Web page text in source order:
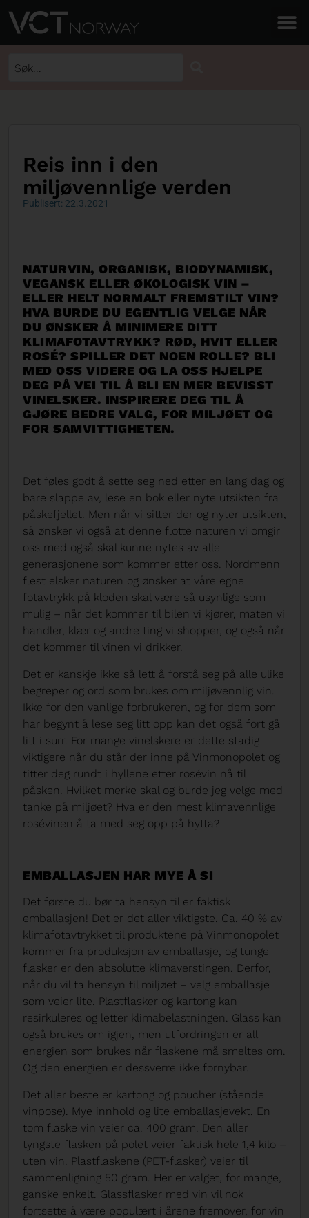
Reis inn i den
miljøvennlige verden
Publisert: 22.3.2021
NATURVIN, ORGANISK, BIODYNAMISK,
VEGANSK ELLER ØKOLOGISK VIN –
ELLER HELT NORMALT FREMSTILT VIN?
HVA BURDE DU EGENTLIG VELGE NÅR
DU ØNSKER Å MINIMERE DITT
KLIMAFOTAVTRYKK? RØD, HVIT ELLER
ROSÉ? SPILLER DET NOEN ROLLE? BLI
MED OSS VIDERE OG LA OSS HJELPE
DEG PÅ VEI TIL Å BLI EN MER BEVISST
VINELSKER. INSPIRERE DEG TIL Å
GJØRE BEDRE VALG, FOR MILJØET OG
FOR SAMVITTIGHETEN.
Det føles godt å sette seg ned etter en lang dag og
bare slappe av, lese en bok eller nyte utsikten fra
påskefjellet. Men når vi sitter der og nyter utsikten,
så ønsker vi også at denne flotte naturen vi omgir
oss med også skal kunne nytes av alle
generasjonene som kommer etter oss. Nordmenn
flest elsker naturen og ønsker at våre egne
fotavtrykk på kloden skal være så usynlige som
mulig – når det kommer til bilen vi kjører, maten vi
handler, klær og andre ting vi shopper, og også når
det kommer til vinen vi drikker.
Det er kanskje ikke så lett å forstå seg på alle ulike
begreper og ord som brukes om miljøvennlig vin.
Ikke for den vanlige forbrukeren, og for dem som
har begynt å lese seg litt opp kan det også fort gå
litt i surr. For mange vinelskere er dette stadig
viktigere når du står der inne på Vinmonopolet og
titter deg rundt i hyllene etter rosévin nå til
påsken. Hvilket merke skal og burde jeg velge med
tanke på miljøet? Hva er den mest klimavennlige
rosévinen å ta med seg opp på hytta?
EMBALLASJEN HAR MYE Å SI
Det første du bør ta hensyn til er faktisk
emballasjen! Det er det aller viktigste. Ca. 40 % av
klimafotavtrykket til produktene på Vinmonopolet
kommer fra produksjon av emballasje, og tunge
flasker er den absolutte klimaverstingen. Derfor,
når du vil ta hensyn til miljøet – velg emballasje
som veier lite. Plastflasker og kartong kan
resirkuleres og letter klimabelastningen. Glass kan
også brukes om igjen, men utfordringen er all
energien som brukes når flaskene må smeltes om.
Og den energien er dessverre ikke fornybar.
Det aller beste er kartong og poucher (stående
vinpose). Mye innhold og lite emballasjevekt. En
tom flaske vin veier ca. 400 gram. Den aller
tyngste flasken på polet veier faktisk hele 1,4 kilo –
uten vin. Plastflaskene (PET-flasker) veier til
sammenligning 50 gram. Her er valget, for mange,
ganske enkelt. Glassflasker med vin vil nok
fortsette å være populært i årene fremover, for vin